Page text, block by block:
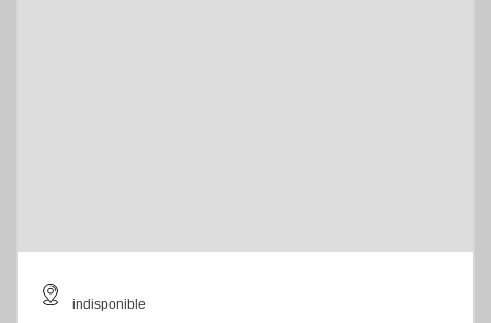
indisponible